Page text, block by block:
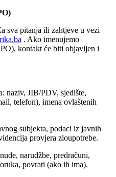
sva pitanja ili zahtjeve u vezi
. Ako imenujemo
kontakt će biti objavljen i
JIB/PDV, sjedište,
telefon), imena ovlaštenih
subjekta, podaci iz javnih
provjera zloupotrebe.
narudžbe, predračuni,
povrati (ako ih ima).